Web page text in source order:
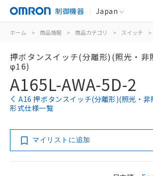
制御機器 Japan
ホーム > 商品情報 > 商品カテゴリ > スイッチ >
押ボタンスイッチ(分離形)(照光・非
φ16)
A165L-AWA-5D-2
A16 押ボタンスイッチ(分離形)(照光・
形式仕様一覧
マイリストに追加